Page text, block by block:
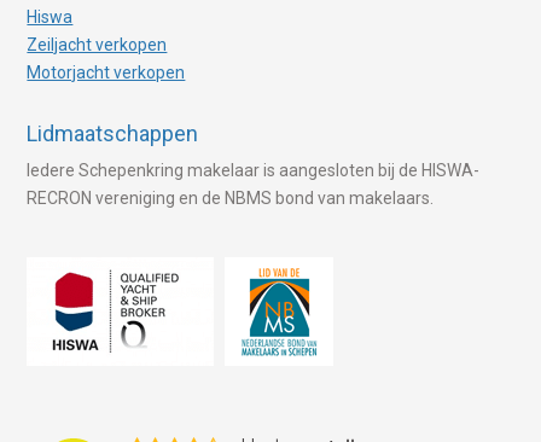
Hiswa
Zeiljacht verkopen
Motorjacht verkopen
Lidmaatschappen
Iedere Schepenkring makelaar is aangesloten bij de HISWA-
RECRON vereniging en de NBMS bond van makelaars.